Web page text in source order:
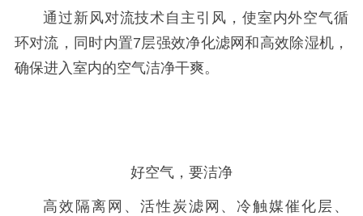
通过新风对流技术自主引风，使室内外空气循
环对流，同时内置7层强效净化滤网和高效除湿机，
确保进入室内的空气洁净干爽。
好空气，要洁净
高效隔离网、活性炭滤网、冷触媒催化层、